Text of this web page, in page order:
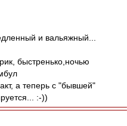
и вальяжный...
быстренько,ночью
а теперь с "бывшей"
:-))